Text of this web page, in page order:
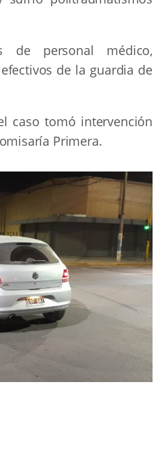
de personal médico,
de la guardia de
caso tomó intervención
Primera.